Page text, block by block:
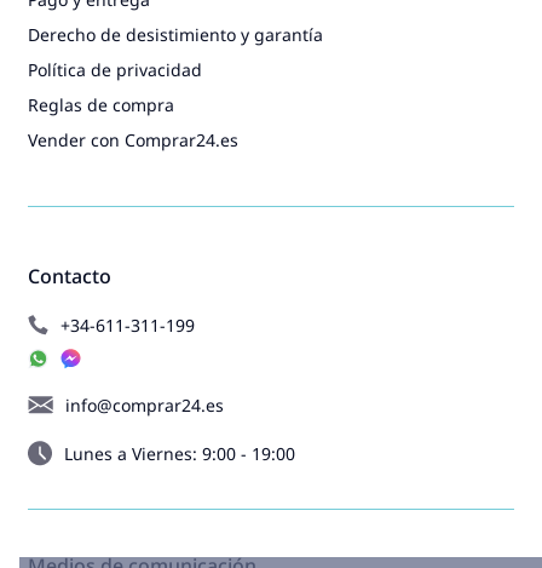
Contacto
+34-611-311-199
info@comprar24.es
Lunes a Viernes: 9:00 - 19:00
Derecho de desistimiento y garantía
Política de privacidad
Reglas de compra
Vender con Comprar24.es